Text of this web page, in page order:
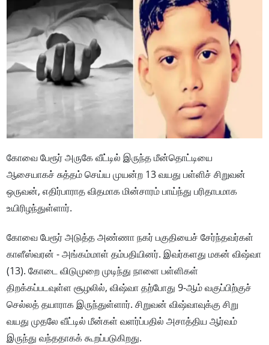
கோவை பேரூர் அருகே வீட்டில் இருந்த மீன்தொட்டியை
ஆசையாகச் சுத்தம் செய்ய முயன்ற 13 வயது பள்ளிச் சிறுவன்
ஒருவன், எதிர்பாராத விதமாக மின்சாரம் பாய்ந்து பரிதாபமாக
உயிரிழந்துள்ளார்.
கோவை பேரூர் அடுத்த அண்ணா நகர் பகுதியைச் சேர்ந்தவர்கள்
காளீஸ்வரன் - அங்கம்மாள் தம்பதியினர். இவர்களது மகன் விஷ்வா
(13). கோடை விடுமுறை முடிந்து நாளை பள்ளிகள்
திறக்கப்படவுள்ள சூழலில், விஷ்வா தற்போது 9-ஆம் வகுப்பிற்குச்
செல்லத் தயாராக இருந்துள்ளார். சிறுவன் விஷ்வாவுக்கு சிறு
வயது முதலே வீட்டில் மீன்கள் வளர்ப்பதில் அசாத்திய ஆர்வம்
இருந்து வந்ததாகக் கூறப்படுகிறது.